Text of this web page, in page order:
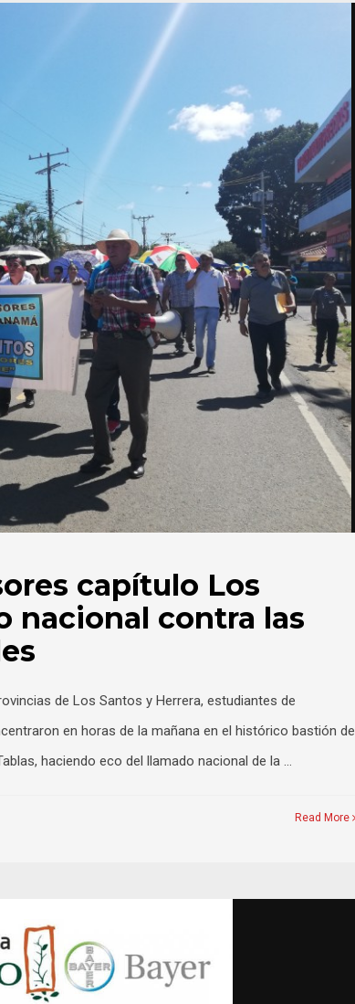
capítulo Los
nacional contra las
de Los Santos y Herrera, estudiantes de
en horas de la mañana en el histórico bastión de
haciendo eco del llamado nacional de la …
Read More